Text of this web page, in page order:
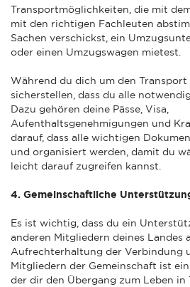
Transportmöglichkeiten, die mit
mit den richtigen Fachleuten
Sachen verschickst, ein
oder einen Umzugswagen mietest.
Während du dich um den
sicherstellen, dass du alle
Dazu gehören deine Pässe, Visa,
Aufenthaltsgenehmigungen und
darauf, dass alle wichtigen
und organisiert werden, damit du
leicht darauf zugreifen kannst.
4. Gemeinschaftliche
Es ist wichtig, dass du ein
anderen Mitgliedern deines Landes
Aufrechterhaltung der Verbindung
Mitgliedern der Gemeinschaft ist
der dir den Übergang zum Leben in